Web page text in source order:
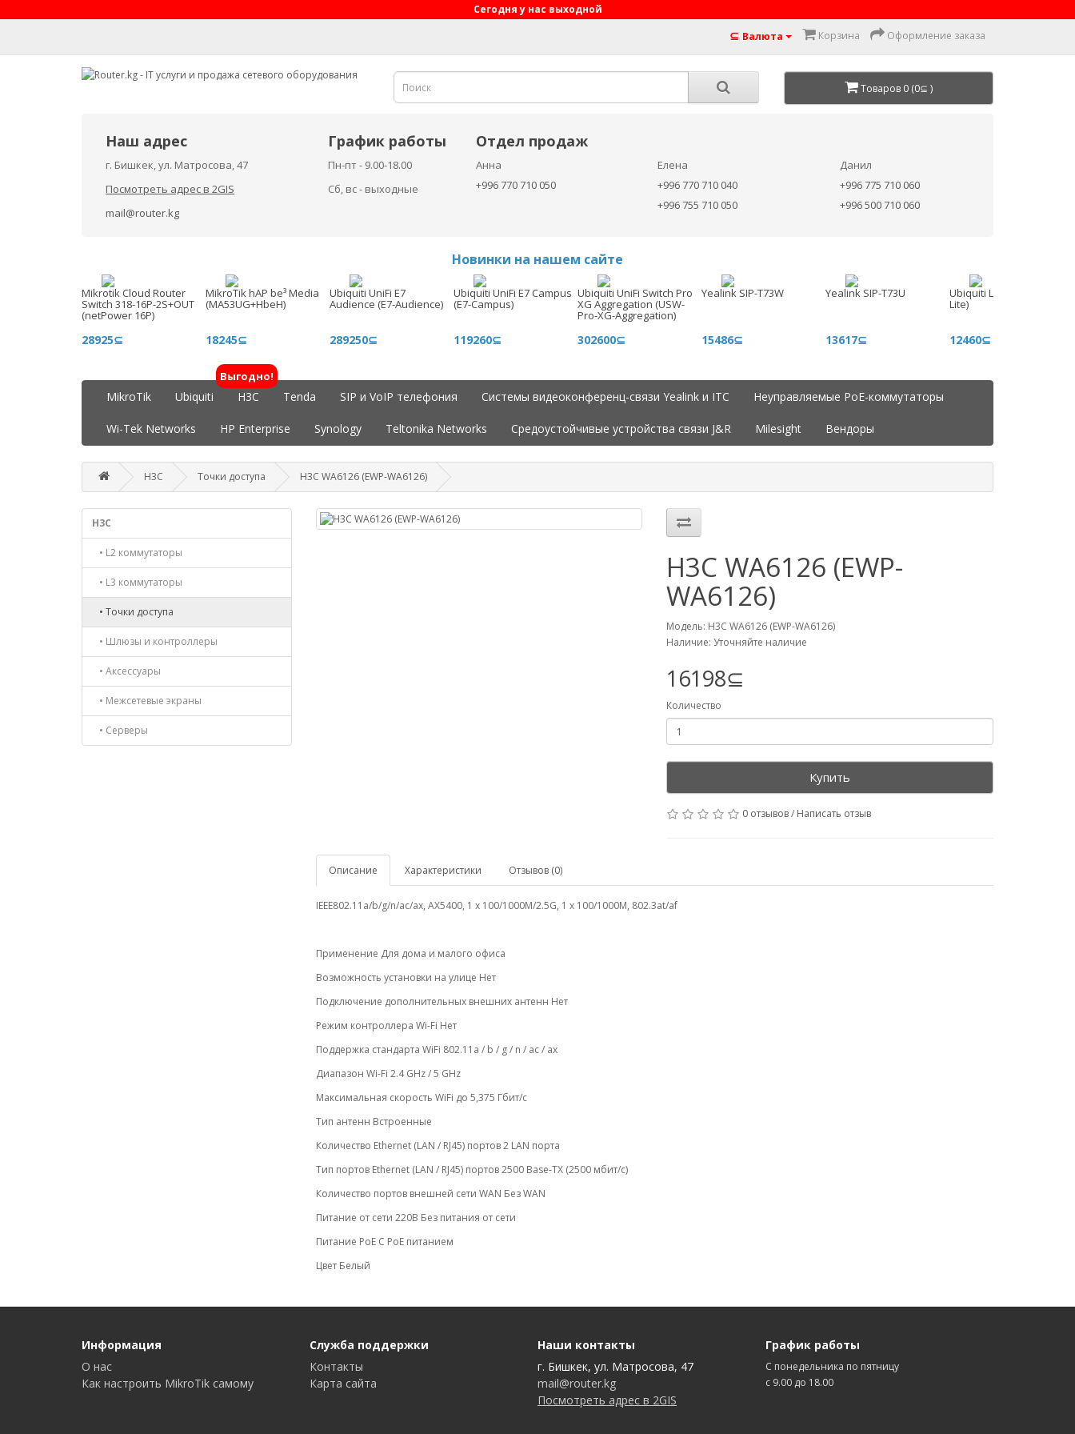
Сегодня у нас выходной
⊆ Валюта Корзина Оформление заказа
Товаров 0 (0⊆ )
Наш адрес
г. Бишкек, ул. Матросова, 47
Посмотреть адрес в 2GIS
mail@router.kg
График работы
Пн-пт - 9.00-18.00
Сб, вс - выходные
Отдел продаж
Анна
+996 770 710 050
Елена
+996 770 710 040
+996 755 710 050
Данил
+996 775 710 060
+996 500 710 060
Новинки на нашем сайте
Mikrotik Cloud Router
Switch 318-16P-2S+OUT
(netPower 16P)
28925⊆
MikroTik hAP be³ Media
(MA53UG+HbeH)
18245⊆
Ubiquiti UniFi E7
Audience (E7-Audience)
289250⊆
Ubiquiti UniFi E7 Campus
(E7-Campus)
119260⊆
Ubiquiti UniFi Switch Pro
XG Aggregation (USW-
Pro-XG-Aggregation)
302600⊆
Yealink SIP-T73W
15486⊆
Yealink SIP-T73U
13617⊆
Ubiquiti LTU Lite (LTU-
Lite)
12460⊆
MikroTik Ubiquiti
Выгодно!
H3C Tenda SIP и VoIP телефония Системы видеоконференц-связи Yealink и ITC Неуправляемые PoE-коммутаторы
Wi-Tek Networks HP Enterprise Synology Teltonika Networks Средоустойчивые устройства связи J&R Milesight Вендоры
H3C Точки доступа H3C WA6126 (EWP-WA6126)
H3C
• L2 коммутаторы
• L3 коммутаторы
• Точки доступа
• Шлюзы и контроллеры
• Аксессуары
• Межсетевые экраны
• Серверы
H3C WA6126 (EWP-
WA6126)
Модель: H3C WA6126 (EWP-WA6126)
Наличие: Уточняйте наличие
16198⊆
Количество
Купить
0 отзывов/ Написать отзыв
Описание Характеристики Отзывов (0)
IEEE802.11a/b/g/n/ac/ax, AX5400, 1 x 100/1000M/2.5G, 1 x 100/1000M, 802.3at/af
Применение Для дома и малого офиса
Возможность установки на улице Нет
Подключение дополнительных внешних антенн Нет
Режим контроллера Wi-Fi Нет
Поддержка стандарта WiFi 802.11a / b / g / n / ac / ax
Диапазон Wi-Fi 2.4 GHz / 5 GHz
Максимальная скорость WiFi до 5,375 Гбит/с
Тип антенн Встроенные
Количество Ethernet (LAN / RJ45) портов 2 LAN порта
Тип портов Ethernet (LAN / RJ45) портов 2500 Base-TX (2500 мбит/с)
Количество портов внешней сети WAN Без WAN
Питание от сети 220В Без питания от сети
Питание PoE С PoE питанием
Цвет Белый
Информация
О нас
Как настроить MikroTik самому
Служба поддержки
Контакты
Карта сайта
Наши контакты
г. Бишкек, ул. Матросова, 47
mail@router.kg
Посмотреть адрес в 2GIS
График работы
С понедельника по пятницу
с 9.00 до 18.00